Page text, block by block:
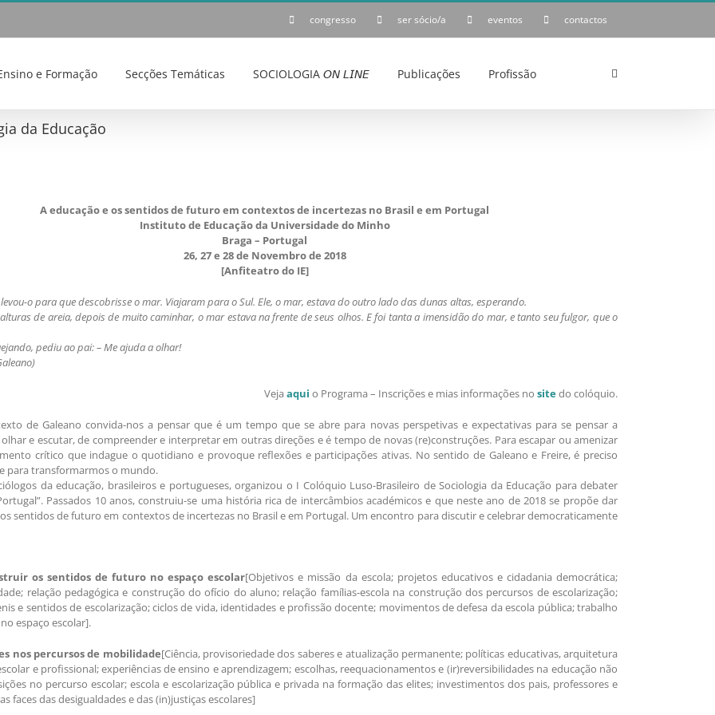
congresso ser sócio/a eventos contactos
e Formação Secções Temáticas SOCIOLOGIA 𝘖𝘕 𝘓𝘐𝘕𝘌 Publicações Profissão
da Educação
A educação e os sentidos de futuro em contextos de incertezas no Brasil e em Portugal
Instituto de Educação da Universidade do Minho
Braga – Portugal
26, 27 e 28 de Novembro de 2018
[Anfiteatro do IE]
o para que descobrisse o mar. Viajaram para o Sul. Ele, o mar, estava do outro lado das dunas altas, esperando.
de areia, depois de muito caminhar, o mar estava na frente de seus olhos. E foi tanta a imensidão do mar, e tanto seu fulgor, que o
pediu ao pai: – Me ajuda a olhar!
Veja aqui o Programa – Inscrições e mias informações no sitedo colóquio.
de Galeano convida-nos a pensar que é um tempo que se abre para novas perspetivas e expectativas para se pensar a
e escutar, de compreender e interpretar em outras direções e é tempo de novas (re)construções. Para escapar ou amenizar
crítico que indague o quotidiano e provoque reflexões e participações ativas. No sentido de Galeano e Freire, é preciso
para transformarmos o mundo.
da educação, brasileiros e portugueses, organizou o I Colóquio Luso-Brasileiro de Sociologia da Educação para debater
Passados 10 anos, construiu-se uma história rica de intercâmbios académicos e que neste ano de 2018 se propõe dar
sentidos de futuro em contextos de incertezas no Brasil e em Portugal. Um encontro para discutir e celebrar democraticamente
os sentidos de futuro no espaço escolar[Objetivos e missão da escola; projetos educativos e cidadania democrática;
relação pedagógica e construção do ofício do aluno; relação famílias-escola na construção dos percursos de escolarização;
e sentidos de escolarização; ciclos de vida, identidades e profissão docente; movimentos de defesa da escola pública; trabalho
espaço escolar].
nos percursos de mobilidade[Ciência, provisoriedade dos saberes e atualização permanente; políticas educativas, arquitetura
e profissional; experiências de ensino e aprendizagem; escolhas, reequacionamentos e (ir)reversibilidades na educação não
no percurso escolar; escola e escolarização pública e privada na formação das elites; investimentos dos pais, professores e
das desigualdades e das (in)justiças escolares]